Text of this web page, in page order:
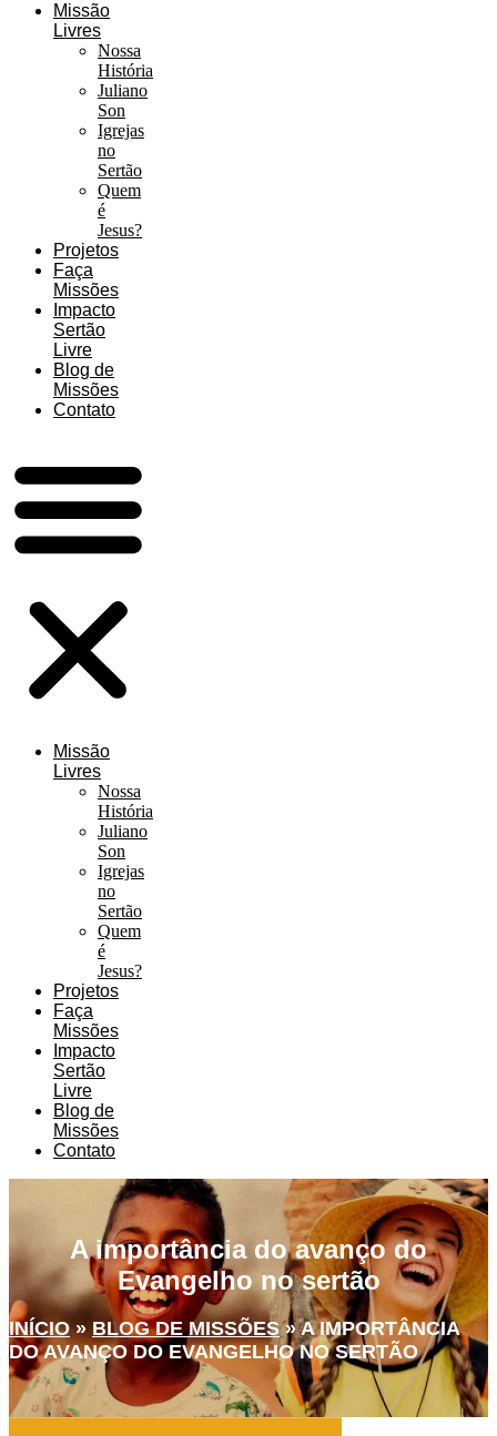
Missão
Livres
Nossa
História
Juliano
Son
Igrejas
no
Sertão
Quem
é
Jesus?
Projetos
Faça
Missões
Impacto
Sertão
Livre
Blog de
Missões
Contato
Missão
Livres
Nossa
História
Juliano
Son
Igrejas
no
Sertão
Quem
é
Jesus?
Projetos
Faça
Missões
Impacto
Sertão
Livre
Blog de
Missões
Contato
A importância do avanço do
Evangelho no sertão
INÍCIO»BLOG DE MISSÕES»A IMPORTÂNCIA
DO AVANÇO DO EVANGELHO NO SERTÃO